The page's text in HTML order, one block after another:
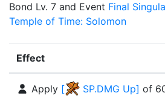
Bond Lv. 7 and Event Final
Temple of Time: Solomon
Effect
Apply [ SP.DMG Up] of